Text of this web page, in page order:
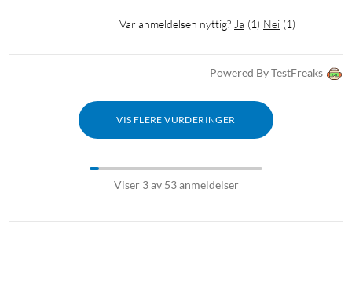
Var anmeldelsen nyttig? Ja (1) Nei (1)
Powered By TestFreaks
VIS FLERE VURDERINGER
Viser 3 av 53 anmeldelser